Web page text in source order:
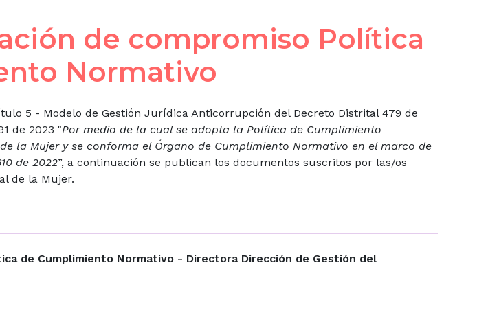
de compromiso Política
Normativo
5 - Modelo de Gestión Jurídica Anticorrupción del Decreto Distrital 479 de
de 2023 "Por medio de la cual se adopta la Política de Cumplimiento
la Mujer y se conforma el Órgano de Cumplimiento Normativo en el marco de
de 2022”, a continuación se publican los documentos suscritos por las/os
de la Mujer.
de Cumplimiento Normativo - Directora Dirección de Gestión del